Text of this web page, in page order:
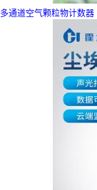
多通道空气颗粒物计数器